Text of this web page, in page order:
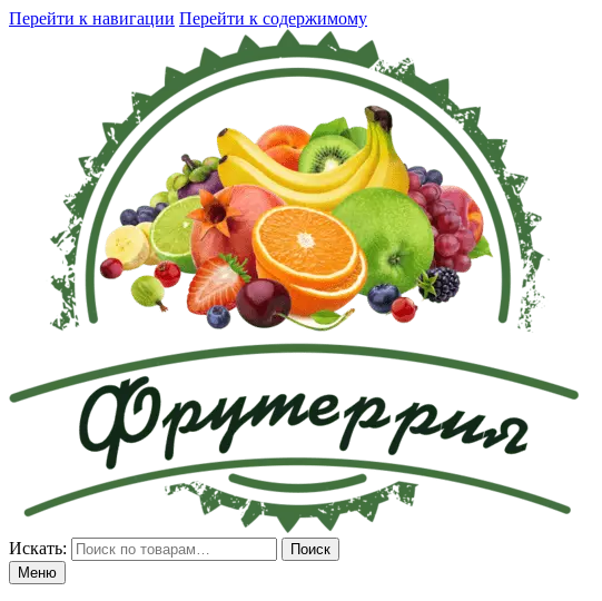
Перейти к навигации Перейти к содержимому
Искать:
Поиск
Меню